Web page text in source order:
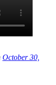
October 30,